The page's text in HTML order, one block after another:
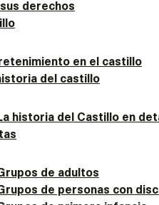
derechos
en el castillo
del castillo
historia del Castillo en
de adultos
de personas con